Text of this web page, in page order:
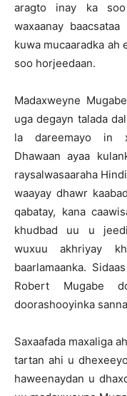
aragto inay ka soo
waxaanay
kuwa mucaaradka ah
soo horjeedaan.
Madaxweyne
uga degayn talada
la dareemayo in
Dhawaan ayaa
raysalwasaaraha
waayay dhawr
qabatay, kana
khudbad uu u
wuxuu akhriyay
baarlamaanka.
Robert Mugabe
doorashooyinka
Saxaafada maxaliga
tartan ahi u
haweenaydan u